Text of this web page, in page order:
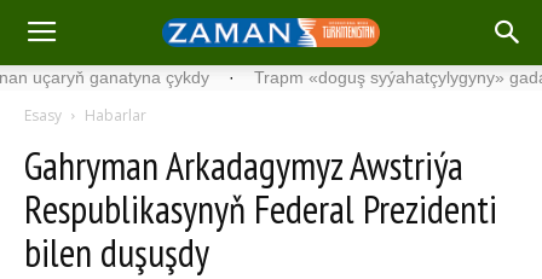
ganatyna çykdy · Trapm «doguş syýahatçylygyny» gadagan
Esasy Habarlar
Gahryman Arkadagymyz Awstriýa
Respublikasynyň Federal Prezidenti
bilen duşuşdy